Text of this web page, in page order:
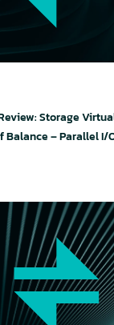
Storage
Balance – Parallel I/